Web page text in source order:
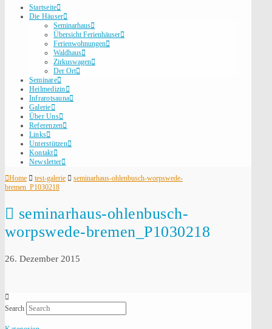
Startseite
Die Häuser
Seminarhaus
Übersicht Ferienhäuser
Ferienwohnungen
Waldhaus
Zirkuswagen
Der Ort
Seminare
Heilmedizin
Infrarotsauna
Galerie
Über Uns
Referenzen
Links
Unterstützen
Kontakt
Newsletter
Home
test-galerie
seminarhaus-ohlenbusch-worpswede-
bremen_P1030218
seminarhaus-ohlenbusch-
worpswede-bremen_P1030218
26. Dezember 2015
Search